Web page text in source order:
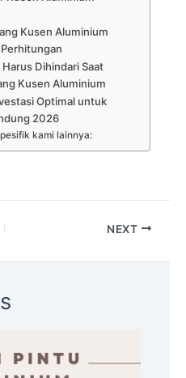
Kusen Aluminium
Dihindari Saat
Kusen Aluminium
Optimal untuk
2026
kami lainnya:
NEXT